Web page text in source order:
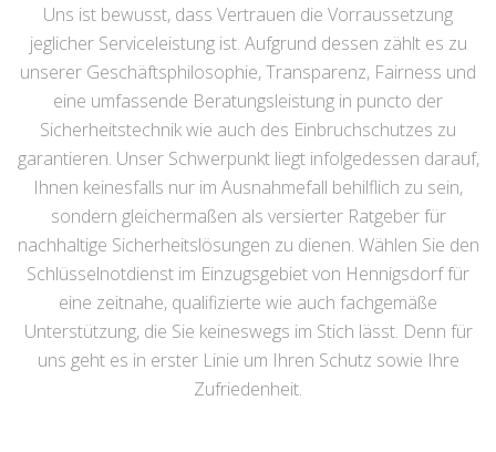
Uns ist bewusst, dass Vertrauen die Vorraussetzung
jeglicher Serviceleistung ist. Aufgrund dessen zählt es zu
unserer Geschäftsphilosophie, Transparenz, Fairness und
eine umfassende Beratungsleistung in puncto der
Sicherheitstechnik wie auch des Einbruchschutzes zu
garantieren. Unser Schwerpunkt liegt infolgedessen darauf,
Ihnen keinesfalls nur im Ausnahmefall behilflich zu sein,
sondern gleichermaßen als versierter Ratgeber für
nachhaltige Sicherheitslösungen zu dienen. Wählen Sie den
Schlüsselnotdienst im Einzugsgebiet von Hennigsdorf für
eine zeitnahe, qualifizierte wie auch fachgemäße
Unterstützung, die Sie keineswegs im Stich lässt. Denn für
uns geht es in erster Linie um Ihren Schutz sowie Ihre
Zufriedenheit.